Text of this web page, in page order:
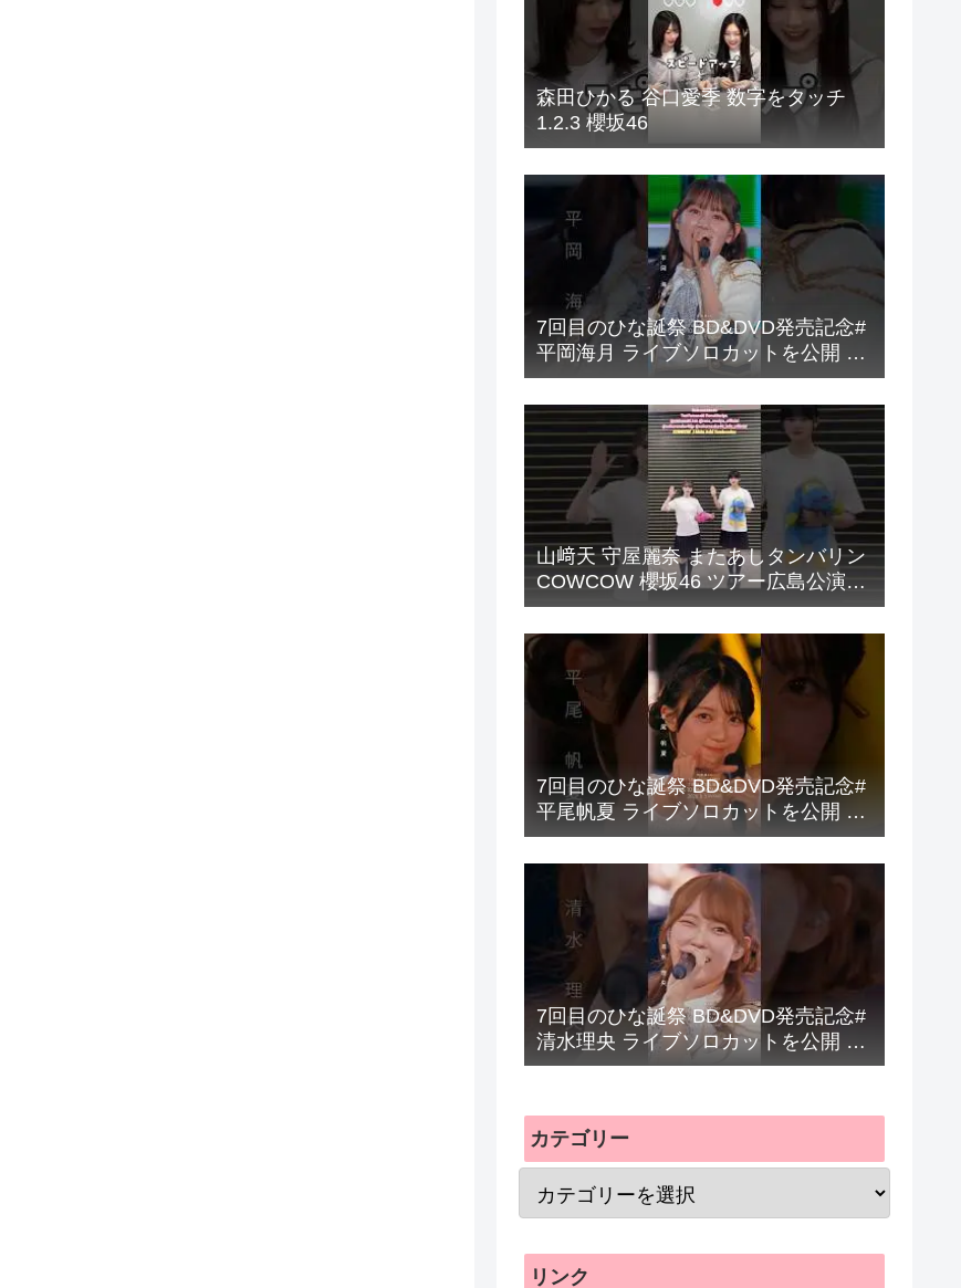
森田ひかる 谷口愛季 数字をタッチ
1.2.3 櫻坂46
7回目のひな誕祭 BD&DVD発売記念#
平岡海月 ライブソロカットを公開 #
日向坂46 #hinatazaka46 #
山﨑天 守屋麗奈 またあしタンバリン
COWCOW 櫻坂46 ツアー広島公演お
礼の動画『Sakurazaka46 ARENA
TOUR 2026 What’s lonesome?』
7回目のひな誕祭 BD&DVD発売記念#
平尾帆夏 ライブソロカットを公開 #
日向坂46 #hinatazaka46 #
7回目のひな誕祭 BD&DVD発売記念#
清水理央 ライブソロカットを公開 #
日向坂46 #hinatazaka46 #
カテゴリー
リンク